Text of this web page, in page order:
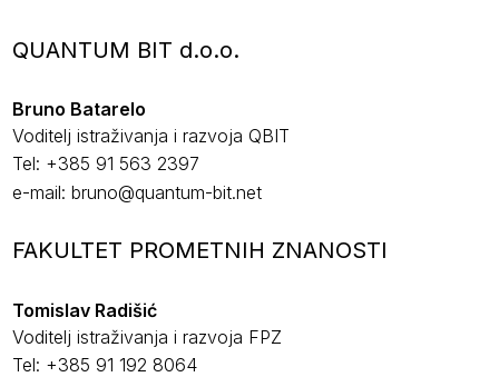
QUANTUM BIT d.o.o.
Bruno Batarelo
Voditelj istraživanja i razvoja QBIT
Tel: +385 91 563 2397
e-mail: bruno@quantum-bit.net
FAKULTET PROMETNIH ZNANOSTI
Tomislav Radišić
Voditelj istraživanja i razvoja FPZ
Tel: +385 91 192 8064